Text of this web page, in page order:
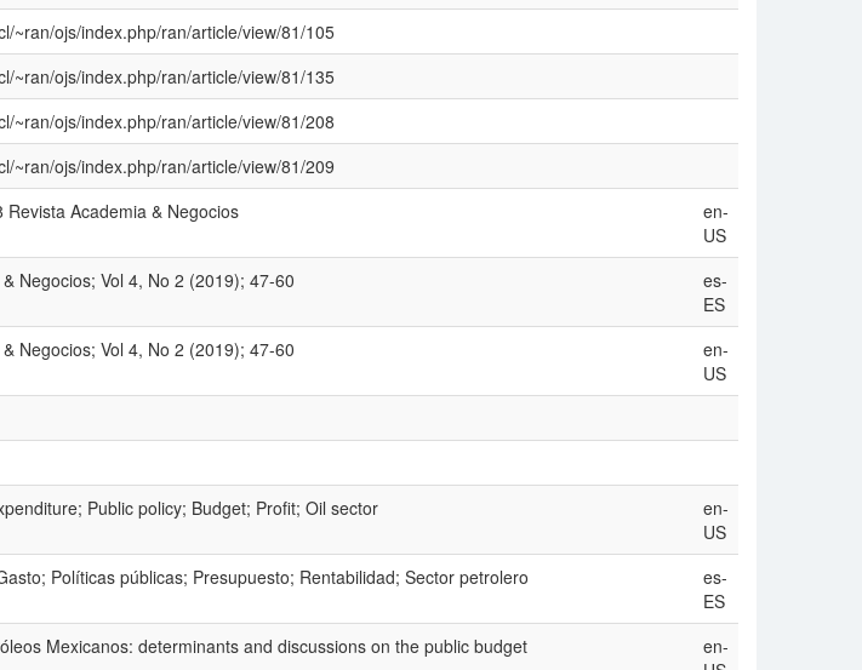
~ran/ojs/index.php/ran/article/view/81/105
~ran/ojs/index.php/ran/article/view/81/135
~ran/ojs/index.php/ran/article/view/81/208
~ran/ojs/index.php/ran/article/view/81/209
Academia & Negocios
en-
US
Negocios; Vol 4, No 2 (2019); 47-60
es-
ES
Negocios; Vol 4, No 2 (2019); 47-60
en-
US
Public policy; Budget; Profit; Oil sector
en-
US
Políticas públicas; Presupuesto; Rentabilidad; Sector petrolero
es-
ES
Mexicanos: determinants and discussions on the public budget
en-